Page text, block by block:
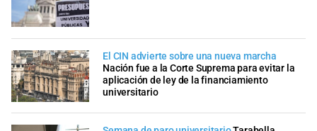
El CIN advierte sobre una nueva marcha
Nación fue a la Corte Suprema para evitar la
aplicación de ley de la financiamiento
universitario